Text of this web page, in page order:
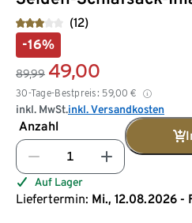
(12)
-16%
89,99 49,00
30-Tage-Bestpreis: 59,00 €
inkl. MwSt.inkl. Versandkosten
Anzahl
Auf Lager
Liefertermin: Mi., 12.08.2026 -